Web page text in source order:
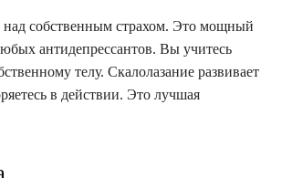
собственным страхом. Это мощный
антидепрессантов. Вы учитесь
телу. Скалолазание развивает
в действии. Это лучшая